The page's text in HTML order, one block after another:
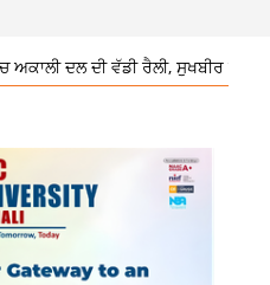
ਵੱਡੀ ਰੈਲੀ, ਸੁਖਬੀਰ ਬਾਦਲ ਨੇ ਬੇਅਦਬੀ